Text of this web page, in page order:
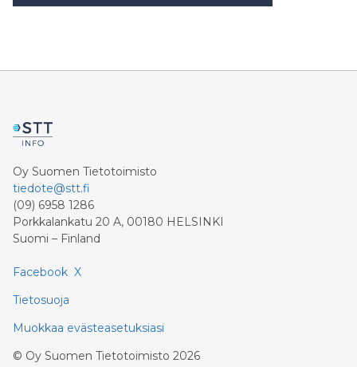
Oy Suomen Tietotoimisto
tiedote@stt.fi
(09) 6958 1286
Porkkalankatu 20 A, 00180 HELSINKI
Suomi – Finland
Facebook X
Tietosuoja
Muokkaa evästeasetuksiasi
© Oy Suomen Tietotoimisto 2026